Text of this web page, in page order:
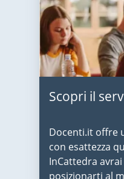
Scopri il
Docenti.it offre
con esattezza
InCattedra
posizionarti al